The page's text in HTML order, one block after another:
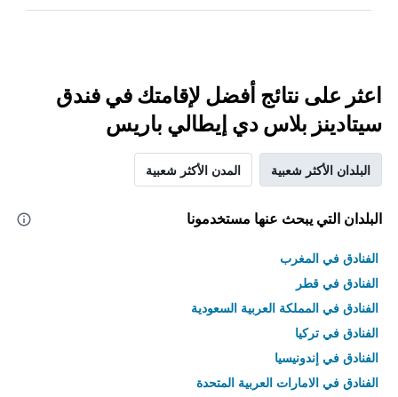
اعثر على نتائج أفضل لإقامتك في فندق
سيتادينز بلاس دي إيطالي باريس
البلدان الأكثر شعبية المدن الأكثر شعبية
البلدان التي يبحث عنها مستخدمونا
الفنادق في المغرب
الفنادق في قطر
الفنادق في المملكة العربية السعودية
الفنادق في تركيا
الفنادق في إندونيسيا
الفنادق في الامارات العربية المتحدة